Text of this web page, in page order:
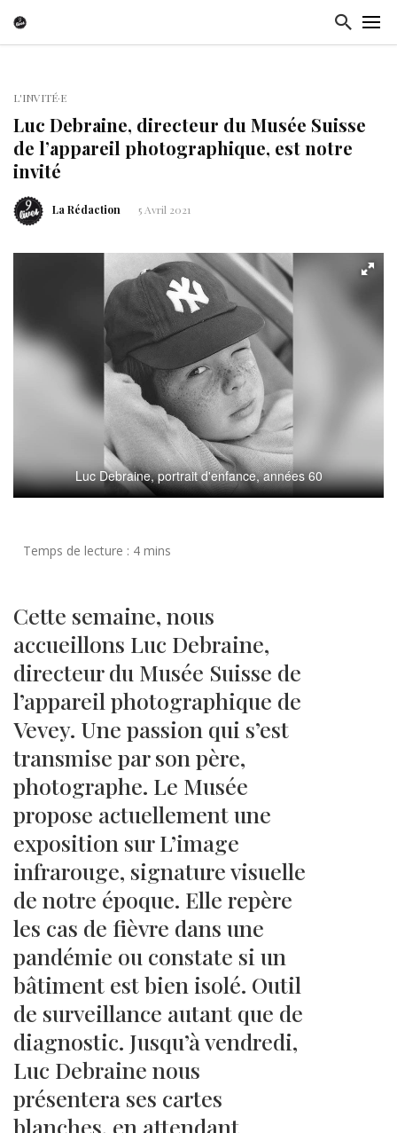
L'INVITÉ·E
Luc Debraine, directeur du Musée Suisse
de l’appareil photographique, est notre
invité
La Rédaction 5 Avril 2021
Luc Debraine, portrait d'enfance, années 60
Cette semaine, nous
accueillons Luc Debraine,
directeur du Musée Suisse de
l’appareil photographique de
Vevey. Une passion qui s’est
transmise par son père,
photographe. Le Musée
propose actuellement une
exposition sur L’image
infrarouge, signature visuelle
de notre époque. Elle repère
les cas de fièvre dans une
pandémie ou constate si un
bâtiment est bien isolé. Outil
de surveillance autant que de
diagnostic. Jusqu’à vendredi,
Luc Debraine nous
présentera ses cartes
blanches, en attendant